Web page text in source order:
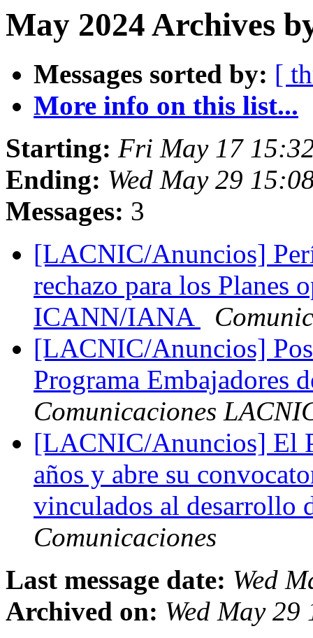
May 2024 Archives
Messages sorted by: [
More info on this list...
Starting: Fri May 17
Ending: Wed May 29
Messages: 3
[LACNIC/Anuncios]
rechazo para los Planes
ICANN/IANA
[LACNIC/Anuncios]
Programa
Comunicaciones
[LACNIC/Anuncios] El
años y abre su
vinculados al desarrollo
Comunicaciones
Last message date: Wed
Archived on: Wed May